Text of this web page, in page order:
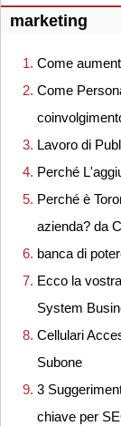
marketing
Come
Come
Lavoro di
Perché
Perché è
azienda? da
banca di
Ecco la
System
Cellulari
Subone
3
chiave per